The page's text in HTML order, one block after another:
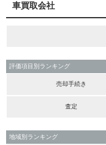
車買取会社
評価項目別ランキング
売却手続き
査定
地域別ランキング